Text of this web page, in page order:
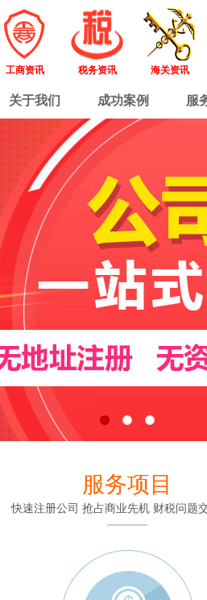
工商资讯 税务资讯 海关资讯
关于我们 成功案例 服
服务项目
快速注册公司 抢占商业先机 财税问题